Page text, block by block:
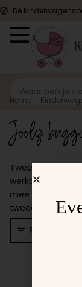
Dé
Home
Joolz
Tweedehands
werkplaats.
mee hebben.
tweede leven.
Filters
Er